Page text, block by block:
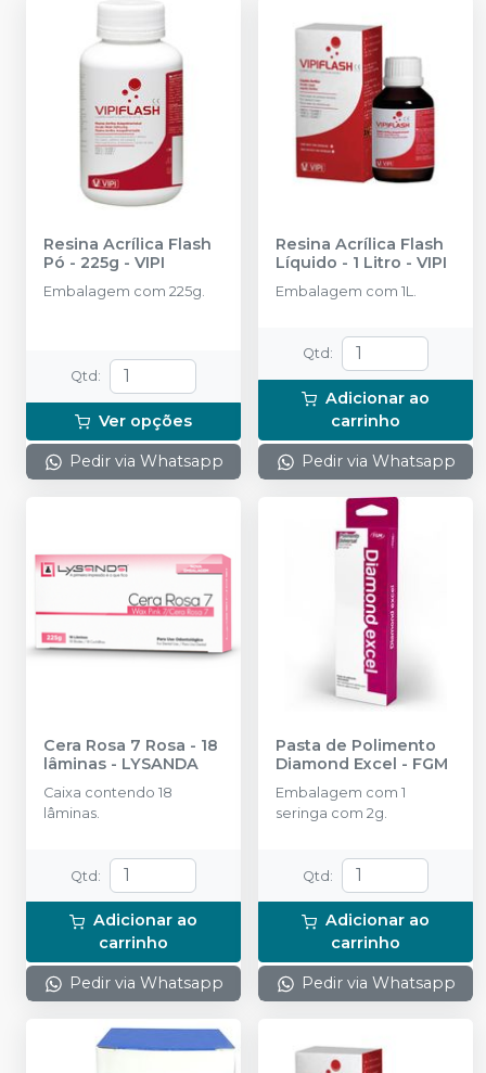
Resina Acrílica Flash
Pó - 225g - VIPI
Embalagem com 225g.
Qtd :
Ver opções
Pedir via Whatsapp
Resina Acrílica Flash
Líquido - 1 Litro - VIPI
Embalagem com 1L.
Qtd :
Adicionar ao
carrinho
Pedir via Whatsapp
Cera Rosa 7 Rosa - 18
lâminas - LYSANDA
Caixa contendo 18
lâminas.
Qtd:
Adicionar ao
carrinho
Pedir via Whatsapp
Pasta de Polimento
Diamond Excel - FGM
Embalagem com 1
seringa com 2g.
Qtd:
Adicionar ao
carrinho
Pedir via Whatsapp